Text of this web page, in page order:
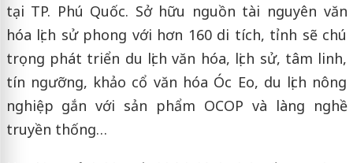
tại TP. Phú Quốc. Sở hữu nguồn tài nguyên văn
hóa lịch sử phong với hơn 160 di tích, tỉnh sẽ chú
trọng phát triển du lịch văn hóa, lịch sử, tâm linh,
tín ngưỡng, khảo cổ văn hóa Óc Eo, du lịch nông
nghiệp gắn với sản phẩm OCOP và làng nghề
truyền thống…